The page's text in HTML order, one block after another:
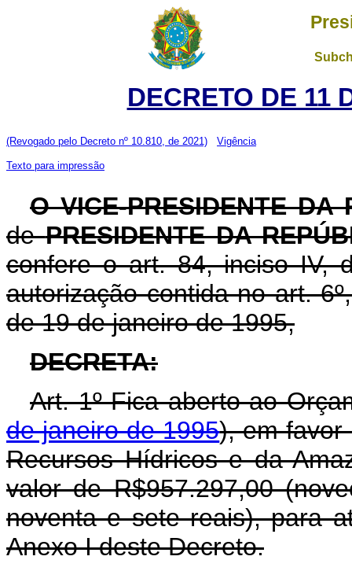
DECRETO DE 11
(Revogado pelo Decreto nº 10.810, de 2021) Vigência
Texto para impressão
O VICE-PRESIDENTE DA
dePRESIDENTE DA
confere o art. 84, inciso IV,
autorização contida no art.
de 19 de janeiro de 1995,
DECRETA:
Art. 1º Fica aberto ao
de janeiro de 1995), em favor
Recursos Hídricos e da
valor de R$957.297,00
noventa e sete reais), para
Anexo I deste Decreto.